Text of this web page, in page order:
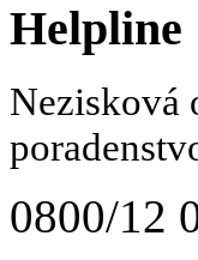
Helpline
Nezisková
0800/12